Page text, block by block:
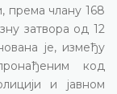
према члану 168
затвора од 12
је, између
код
и јавном